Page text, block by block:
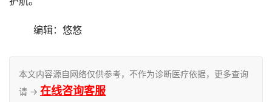
	编辑：悠悠
本文内容源自网络仅供参考，不作为诊断医疗依据，更多查询
请 → 在线咨询客服